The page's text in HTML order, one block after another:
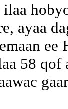
ayaa
58 qof